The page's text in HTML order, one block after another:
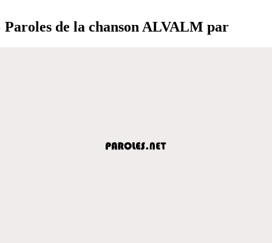
Paroles de la chanson ALVALM par